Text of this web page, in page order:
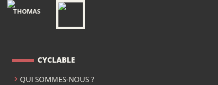
THOMAS
CYCLABLE
QUI SOMMES-NOUS ?